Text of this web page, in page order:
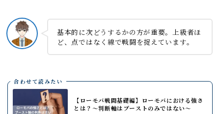
基本的に次どうするかの方が重要。上級者ほ
ど、点ではなく線で戦闘を捉えています。
合わせて読みたい
【ローモバ戦闘基礎編】ローモバにおける強さ
とは？～判断軸はブーストのみではない～